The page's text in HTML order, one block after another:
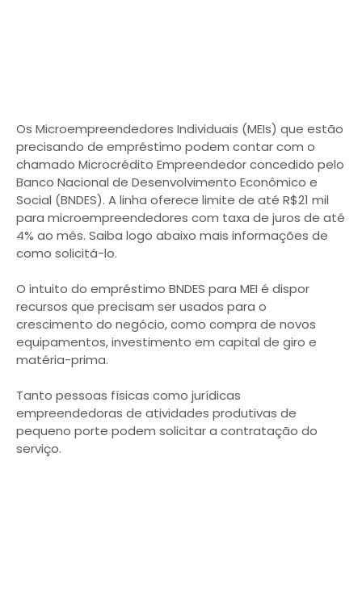
Os Microempreendedores Individuais (MEIs) que estão
precisando de empréstimo podem contar com o
chamado Microcrédito Empreendedor concedido pelo
Banco Nacional de Desenvolvimento Econômico e
Social (BNDES). A linha oferece limite de até R$21 mil
para microempreendedores com taxa de juros de até
4% ao mês. Saiba logo abaixo mais informações de
como solicitá-lo.
O intuito do empréstimo BNDES para MEI é dispor
recursos que precisam ser usados para o
crescimento do negócio, como compra de novos
equipamentos, investimento em capital de giro e
matéria-prima.
Tanto pessoas físicas como jurídicas
empreendedoras de atividades produtivas de
pequeno porte podem solicitar a contratação do
serviço.